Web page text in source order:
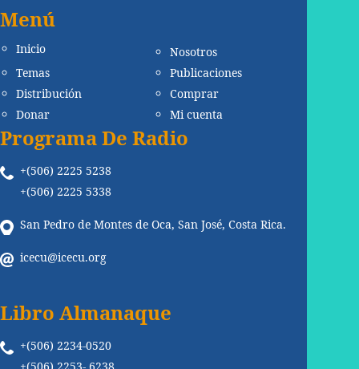
Menú
Inicio
Nosotros
Temas
Publicaciones
Distribución
Comprar
Donar
Mi cuenta
Programa De Radio
+(506) 2225 5238
+(506) 2225 5338
San Pedro de Montes de Oca, San José, Costa Rica.
icecu@icecu.org
Libro Almanaque
+(506) 2234-0520